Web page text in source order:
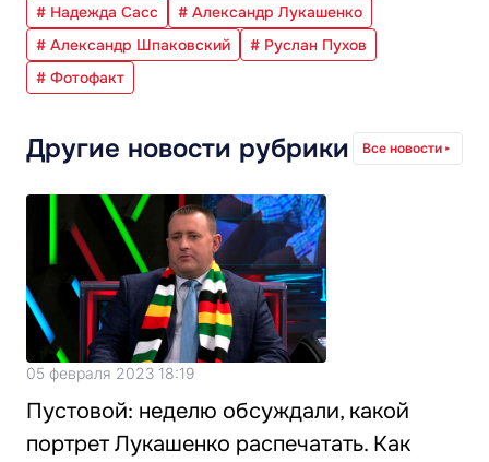
# Надежда Сасс
# Александр Лукашенко
# Александр Шпаковский
# Руслан Пухов
# Фотофакт
Другие новости рубрики Все новости
05 февраля 2023 18:19
Пустовой: неделю обсуждали, какой
портрет Лукашенко распечатать. Как